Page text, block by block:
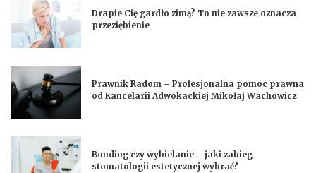
Drapie Cię gardło zimą? To nie zawsze oznacza
przeziębienie
Prawnik Radom – Profesjonalna pomoc prawna
od Kancelarii Adwokackiej Mikołaj Wachowicz
Bonding czy wybielanie – jaki zabieg
stomatologii estetycznej wybrać?